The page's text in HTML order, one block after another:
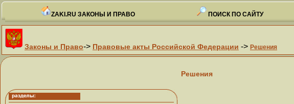
ZAKI.RU ЗАКОНЫ И ПРАВО ПОИСК ПО САЙТУ
Законы и Право-> Правовые акты Российской Федерации -> Решения
Решения